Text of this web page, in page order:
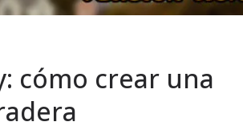
cómo crear una